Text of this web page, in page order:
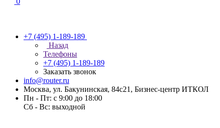
+7 (495) 1-189-189
Назад
Телефоны
+7 (495) 1-189-189
Заказать звонок
info@router.ru
Москва, ул. Бакунинская, 84с21, Бизнес-центр ИТКОЛ
Пн - Пт: с 9:00 до 18:00
Cб - Вс: выходной